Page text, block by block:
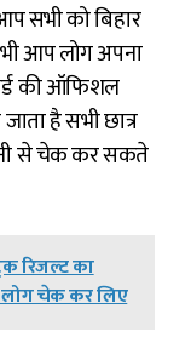
सभी को बिहार
आप लोग अपना
की ऑफिशल
है सभी छात्र
से चेक कर सकते
रिजल्ट का
चेक कर लिए